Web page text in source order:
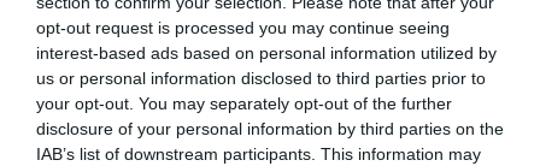
opt-out request is processed you may continue seeing
interest-based ads based on personal information utilized by
us or personal information disclosed to third parties prior to
your opt-out. You may separately opt-out of the further
disclosure of your personal information by third parties on the
IAB’s list of downstream participants. This information may
Xavier Roig-Una historia con pista
Ya llegados, con la lógica felicidad del retorno al